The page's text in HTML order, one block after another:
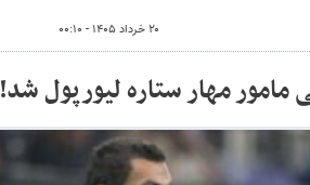
۲۰ خرداد ۱۴۰۵ - ۰۰:۱۰
مهار ستاره لیورپول شد!